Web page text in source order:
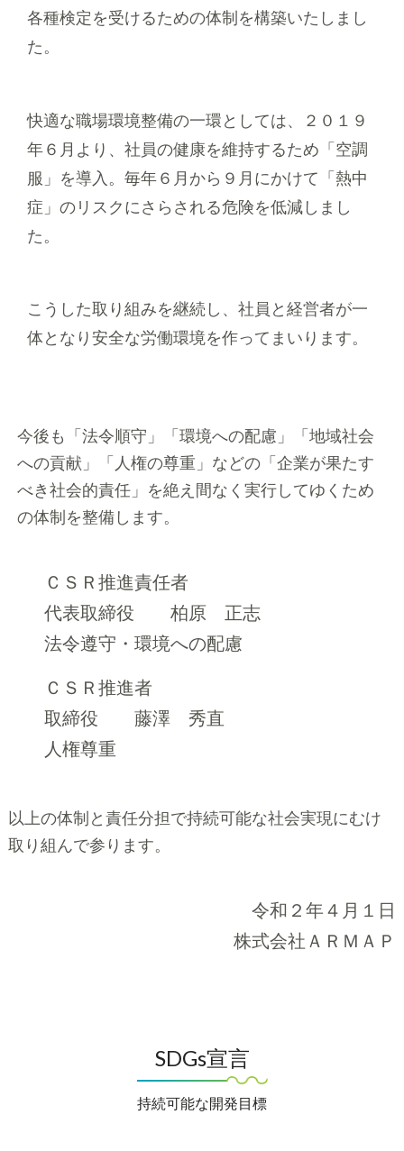
各種検定を受けるための体制を構築いたしまし
た。
快適な職場環境整備の一環としては、２０１９
年６月より、社員の健康を維持するため「空調
服」を導入。毎年６月から９月にかけて「熱中
症」のリスクにさらされる危険を低減しまし
た。
こうした取り組みを継続し、社員と経営者が一
体となり安全な労働環境を作ってまいります。
今後も「法令順守」「環境への配慮」「地域社会
への貢献」「人権の尊重」などの「企業が果たす
べき社会的責任」を絶え間なく実行してゆくため
の体制を整備します。
ＣＳＲ推進責任者
代表取締役
柏原 正志
法令遵守・環境への配慮
ＣＳＲ推進者
取締役
藤澤 秀直
人権尊重
以上の体制と責任分担で持続可能な社会実現にむけ
取り組んで参ります。
令和２年４月１日
株式会社ＡＲＭＡＰ
SDGs宣言
持続可能な開発目標